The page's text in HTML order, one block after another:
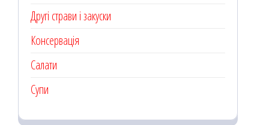
Другі страви і закуски
Консервація
Салати
Супи